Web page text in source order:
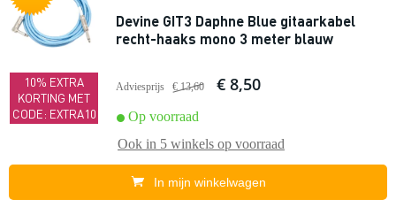
10% EXTRA
KORTING MET
CODE: EXTRA10
Devine GIT3 Daphne Blue gitaarkabel
recht-haaks mono 3 meter blauw
Adviesprijs € 13,60 € 8,50
Op voorraad
Ook in 5 winkels op voorraad
In mijn winkelwagen